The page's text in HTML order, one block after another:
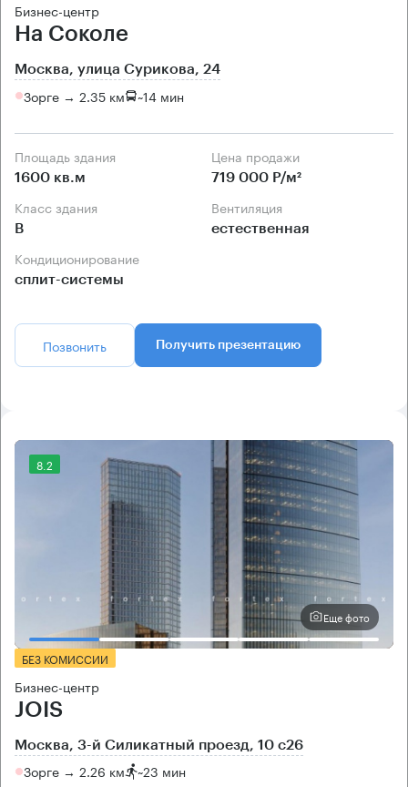
Бизнес-центр
На Соколе
Москва, улица Сурикова, 24
Зорге → 2.35 км ~14 мин
Площадь здания
1600 кв.м
Цена продажи
719 000 Р/м²
Класс здания
B
Вентиляция
естественная
Кондиционирование
сплит-системы
Позвонить Получить презентацию
8.2
Еще фото
БЕЗ КОМИССИИ
Бизнес-центр
JOIS
Москва, 3-й Силикатный проезд, 10 с26
Зорге → 2.26 км ~23 мин